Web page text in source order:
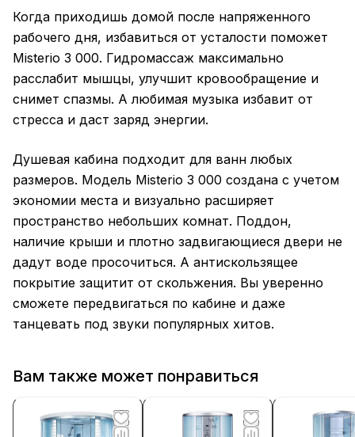
Когда приходишь домой после напряженного
рабочего дня, избавиться от усталости поможет
Misterio 3 000. Гидромассаж максимально
расслабит мышцы, улучшит кровообращение и
снимет спазмы. А любимая музыка избавит от
стресса и даст заряд энергии.
Душевая кабина подходит для ванн любых
размеров. Модель Misterio 3 000 создана с учетом
экономии места и визуально расширяет
пространство небольших комнат. Поддон,
наличие крыши и плотно задвигающиеся двери не
дадут воде просочиться. А антискользящее
покрытие защитит от скольжения. Вы уверенно
сможете передвигаться по кабине и даже
танцевать под звуки популярных хитов.
Вам также может понравиться